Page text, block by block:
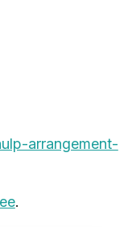
arrangement-
.